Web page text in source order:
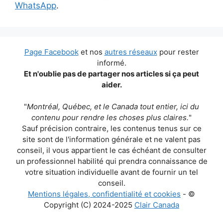
WhatsApp.
Page Facebooket nos autres réseauxpour rester
informé.
Et n'oublie pas de partager nos articles si ça peut
aider.
"Montréal, Québec, et le Canada tout entier, ici du
contenu pour rendre les choses plus claires."
Sauf précision contraire, les contenus tenus sur ce
site sont de l'information générale et ne valent pas
conseil, il vous appartient le cas échéant de consulter
un professionnel habilité qui prendra connaissance de
votre situation individuelle avant de fournir un tel
conseil.
Mentions légales, confidentialité et cookies - ©
Copyright (C) 2024-2025 Clair Canada